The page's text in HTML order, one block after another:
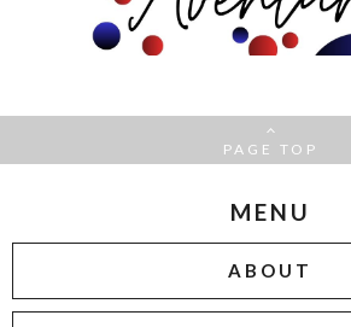
PAGE TOP
MENU
ABOUT